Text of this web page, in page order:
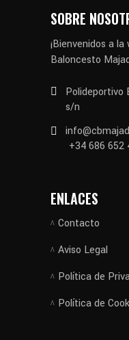
SOBRE
¡Bienvenidos a
Baloncesto
Polideportivo
s/n
+34 686 652
ENLACES
Contacto
Aviso Legal
Política de
Política de